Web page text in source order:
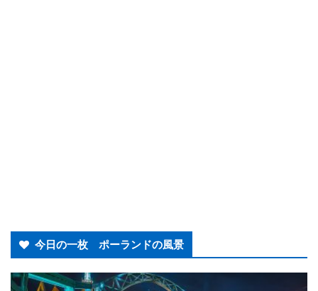
今日の一枚 ポーランドの風景